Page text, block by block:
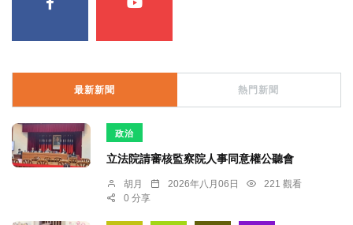
最新新聞 熱門新聞
政治
立法院請審核監察院人事同意權公聽會
胡月 2026年八月06日
221 觀看
0 分享